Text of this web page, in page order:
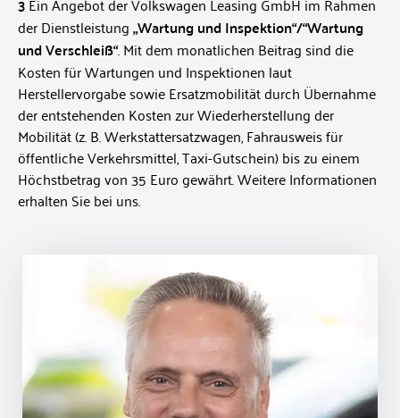
der Dienstleistung„Wartung und Inspektion“/“Wartung
und Verschleiß“. Mit dem monatlichen Beitrag sind die
Kosten für Wartungen und Inspektionen laut
Herstellervorgabe sowie Ersatzmobilität durch Übernahme
der entstehenden Kosten zur Wiederherstellung der
Mobilität (z. B. Werkstattersatzwagen, Fahrausweis für
öffentliche Verkehrsmittel, Taxi-Gutschein) bis zu einem
Höchstbetrag von 35 Euro gewährt. Weitere Informationen
erhalten Sie bei uns.